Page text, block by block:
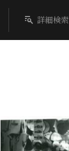
詳細検索